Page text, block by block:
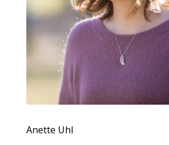
Anette Uhl